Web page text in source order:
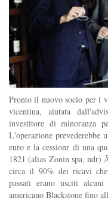
Pronto il nuovo socio per i
vicentina, aiutata
investitore di minoranza
L'operazione prevederebbe
euro e la cessionr di una
1821 (alias Zonin spa, ndr)
circa il 90% dei ricavi
passati erano usciti
americano Blackstone fino